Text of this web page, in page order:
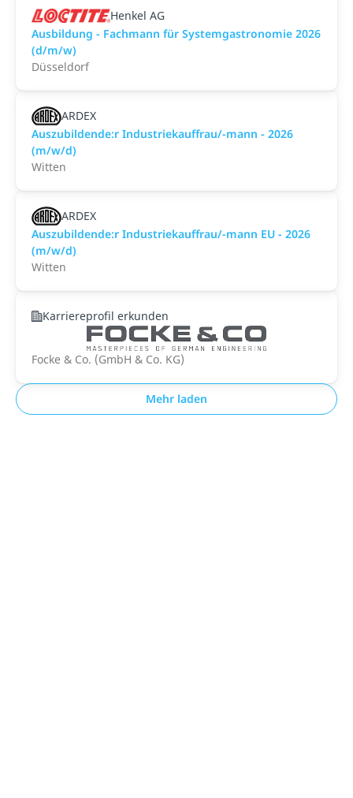
Henkel AG
Ausbildung - Fachmann für Systemgastronomie 2026
(d/m/w)
Düsseldorf
ARDEX
Auszubildende:r Industriekauffrau/-mann - 2026
(m/w/d)
Witten
ARDEX
Auszubildende:r Industriekauffrau/-mann EU - 2026
(m/w/d)
Witten
Karriereprofil erkunden
Focke & Co. (GmbH & Co. KG)
Mehr laden